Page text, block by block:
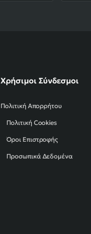
Χρήσιμοι Σύνδεσμοι
Πολιτική Απορρήτου
Πολιτική Cookies
Όροι Επιστροφής
Προσωπικά Δεδομένα